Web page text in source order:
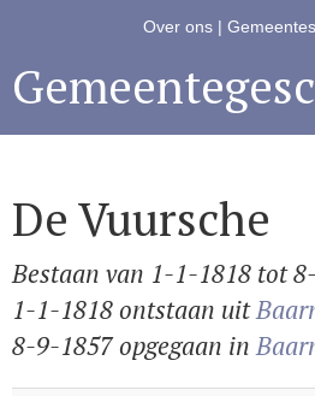
Over ons |
De Vuursche
Bestaan van 1-1-1818 tot
1-1-1818 ontstaan uit
8-9-1857 opgegaan in